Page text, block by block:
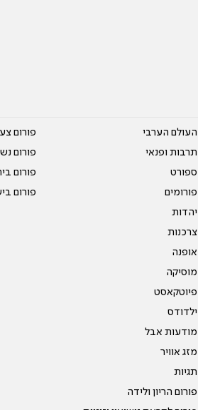
העולם הערבי
תרבות ופנאי
ספורט
פורומים
יהדות
צרכנות
אופנה
מוסיקה
פיוטקאסט
ילדודס
מודעות אבל
מזג אוויר
תגיות
פורום הריון ולידה
פורום
פורום
פורום
פורום